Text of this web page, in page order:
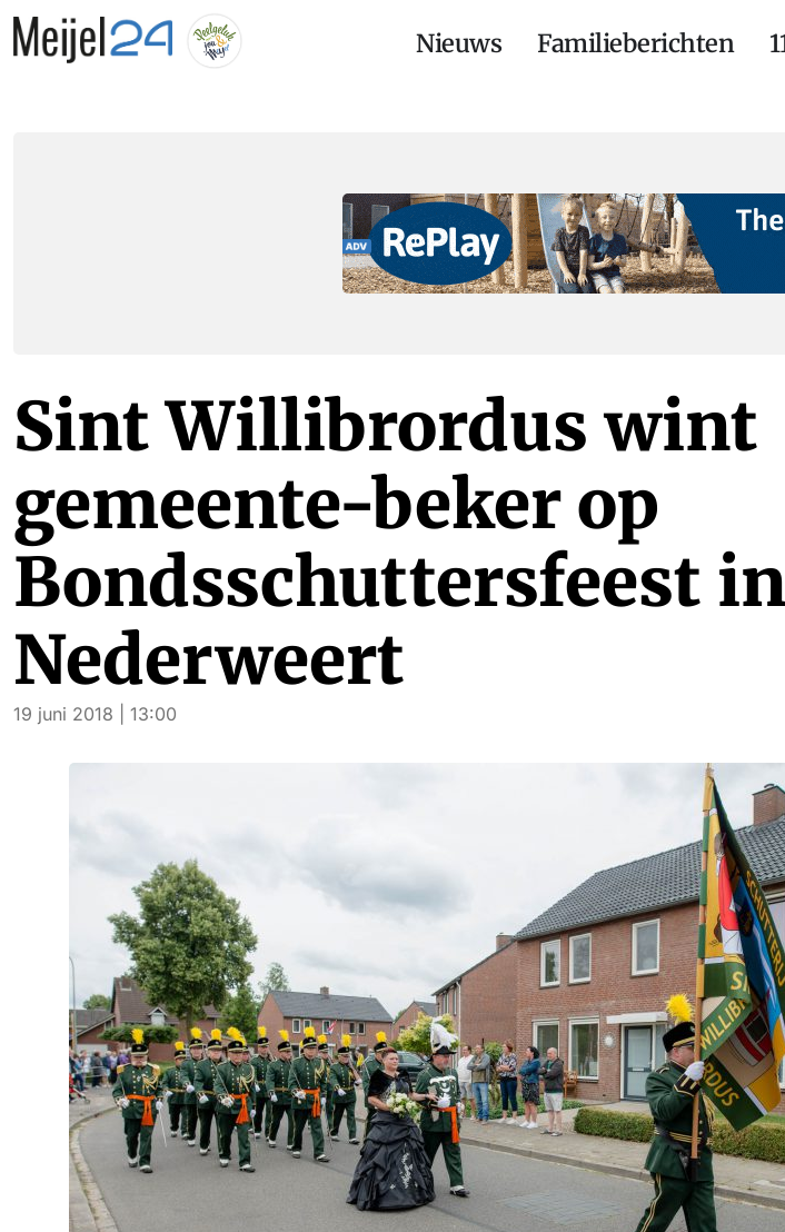
Nieuws Familieberichten
Sint Willibrordus wint
gemeente-beker op
Bondsschuttersfeest in
Nederweert
19 juni 2018 | 13:00